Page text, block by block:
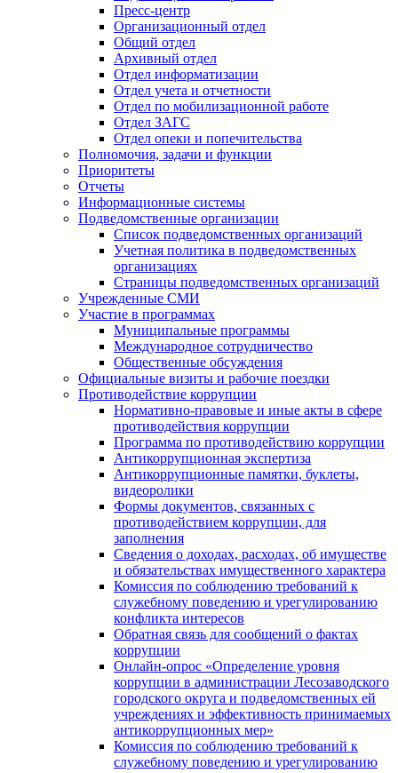
Пресс-центр
Организационный отдел
Общий отдел
Архивный отдел
Отдел информатизации
Отдел учета и отчетности
Отдел по мобилизационной работе
Отдел ЗАГС
Отдел опеки и попечительства
Полномочия, задачи и функции
Приоритеты
Отчеты
Информационные системы
Подведомственные организации
Список подведомственных организаций
Учетная политика в подведомственных
организациях
Страницы подведомственных организаций
Учрежденные СМИ
Участие в программах
Муниципальные программы
Международное сотрудничество
Общественные обсуждения
Официальные визиты и рабочие поездки
Противодействие коррупции
Нормативно-правовые и иные акты в сфере
противодействия коррупции
Программа по противодействию коррупции
Антикоррупционная экспертиза
Антикоррупционные памятки, буклеты,
видеоролики
Формы документов, связанных с
противодействием коррупции, для
заполнения
Сведения о доходах, расходах, об имуществе
и обязательствах имущественного характера
Комиссия по соблюдению требований к
служебному поведению и урегулированию
конфликта интересов
Обратная связь для сообщений о фактах
коррупции
Онлайн-опрос «Определение уровня
коррупции в администрации Лесозаводского
городского округа и подведомственных ей
учреждениях и эффективность принимаемых
антикоррупционных мер»
Комиссия по соблюдению требований к
служебному поведению и урегулированию